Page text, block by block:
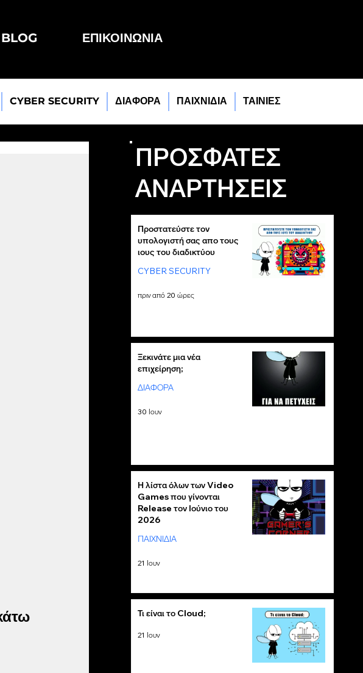
BLOG ΕΠΙΚΟΙΝΩΝΙΑ
CYBER SECURITY ΔΙΑΦΟΡΑ ΠΑΙΧΝΙΔΙΑ ΤΑΙΝΙΕΣ
ΠΡΟΣΦΑΤΕΣ
ΑΝΑΡΤΗΣΕΙΣ
Προστατεύστε τον
υπολογιστή σας απο τους
ιους του διαδικτύου
CYBER SECURITY
πριν από 20 ώρες
Ξεκινάτε μια νέα
επιχείρηση;
ΔΙΑΦΟΡΑ
30 Ιουν
Η λίστα όλων των Video
Games που γίνονται
Release τον Ιούνιο του
2026
ΠΑΙΧΝΙΔΙΑ
21 Ιουν
Τι είναι το Cloud;
21 Ιουν